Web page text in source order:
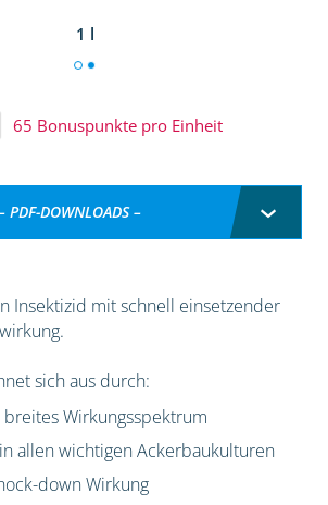
1 l
65 Bonuspunkte pro Einheit
PDF-DOWNLOADS –
Insektizid mit schnell einsetzender
sich aus durch:
Wirkungsspektrum
allen wichtigen Ackerbaukulturen
down Wirkung